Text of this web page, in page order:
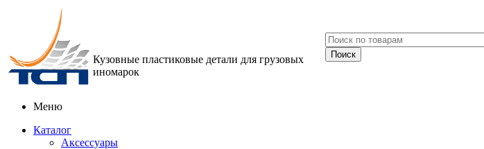
Кузовные пластиковые детали для грузовых
иномарок
Меню
Каталог
Аксессуары